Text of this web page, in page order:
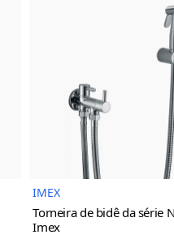
IMEX
Torneira de bidê da série
Imex